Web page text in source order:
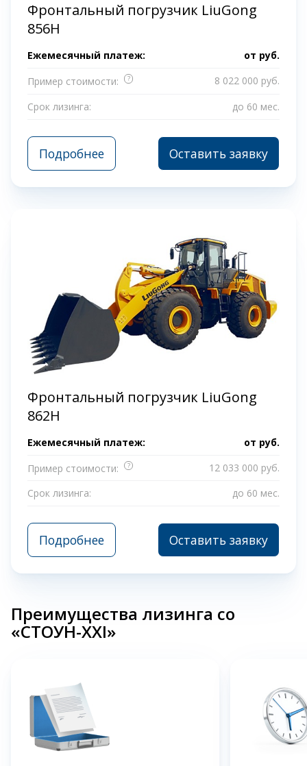
Фронтальный погрузчик LiuGong
856H
Ежемесячный платеж: от руб.
Пример стоимости:
?
8 022 000 руб.
Срок лизинга:
до 60 мес.
Подробнее Оставить заявку
Фронтальный погрузчик LiuGong
862H
Ежемесячный платеж: от руб.
Пример стоимости:
?
12 033 000 руб.
Срок лизинга:
до 60 мес.
Подробнее Оставить заявку
Преимущества лизинга со
«СТОУН-XXI»